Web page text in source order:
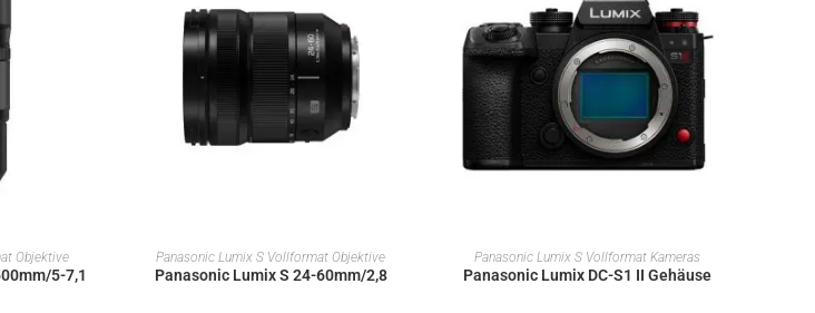
Objektive
5-7,1
IN DEN WARENKORB
Panasonic Lumix S Vollformat Objektive
Panasonic Lumix S 24-60mm/2,8
IN DEN WARENKORB
Panasonic Lumix S Vollformat Kameras
Panasonic Lumix DC-S1 II Gehäuse